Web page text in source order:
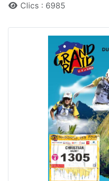
Clics : 6985